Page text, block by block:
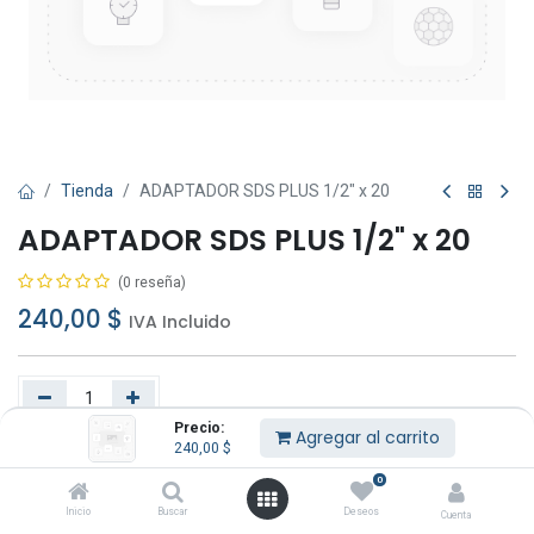
Precio:
240,00 $ Agregar al carrito
Inicio Buscar
0
Deseos Cuenta
Tienda ADAPTADOR SDS PLUS 1/2" x 20
ADAPTADOR SDS PLUS 1/2" x 20
(0 reseña)
240,00 $ IVA Incluido
Agregar al carrito Comprar ahora
Añadir a lista de deseos